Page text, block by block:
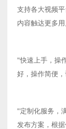
支持各大视频
内容触达更多
"快速上手，操
好，操作简便
"定制化服务，
发布方案，根